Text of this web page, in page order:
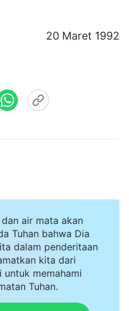
20 Maret 1992
air mata akan
Tuhan bahwa Dia
dalam penderitaan
kita dari
untuk memahami
Tuhan.